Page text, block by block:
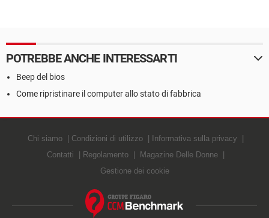
POTREBBE ANCHE INTERESSARTI
Beep del bios
Come ripristinare il computer allo stato di fabbrica
Chi siamo Condizioni di utilizzo
Informativa sulla privacy
Contatti
Regolamento
Magazine Delle Donne
Gestione dei cookie